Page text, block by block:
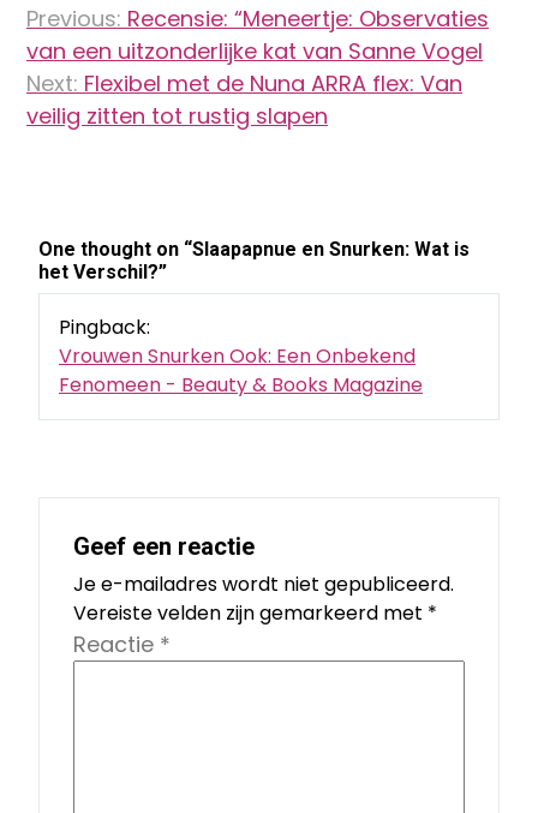
navigatie
Previous: Recensie: “Meneertje: Observaties
van een uitzonderlijke kat van Sanne Vogel
Next: Flexibel met de Nuna ARRA flex: Van
veilig zitten tot rustig slapen
One thought on “Slaapapnue en Snurken: Wat is
het Verschil?”
Pingback:
Vrouwen Snurken Ook: Een Onbekend
Fenomeen - Beauty & Books Magazine
Geef een reactie
Je e-mailadres wordt niet gepubliceerd.
Vereiste velden zijn gemarkeerd met *
Reactie *